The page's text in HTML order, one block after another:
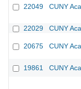
22049 CUNY
22029 CUNY
20675 CUNY
19861 CUNY